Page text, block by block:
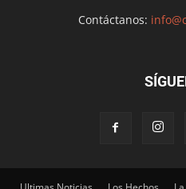
Contáctanos: